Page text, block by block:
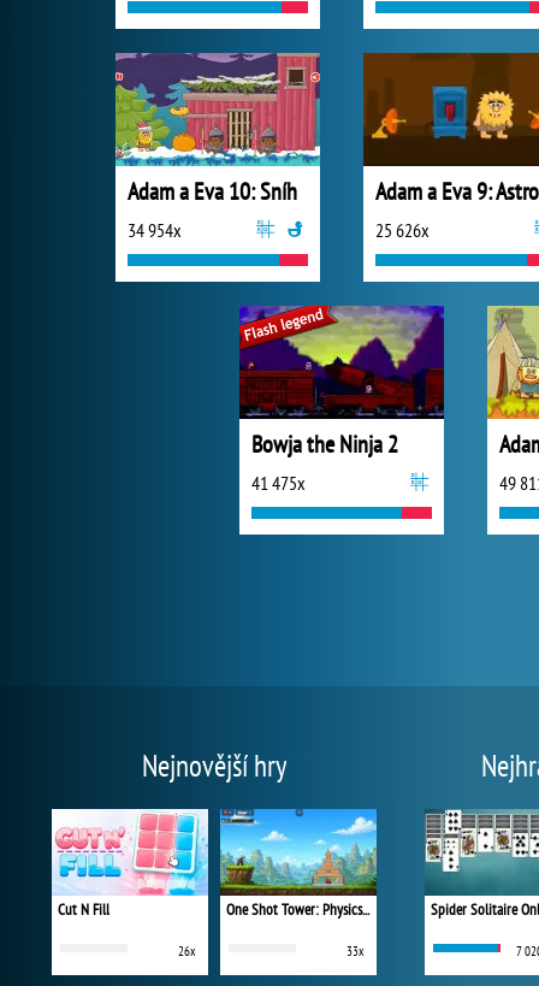
Adam a Eva 10: Sníh
34 954x 25 626x
Bowja the Ninja 2
41 475x 49
Nejnovější hry
Cut N Fill
26x
One Shot Tower: Physics Destroyer
33x
Spider Solitaire
7